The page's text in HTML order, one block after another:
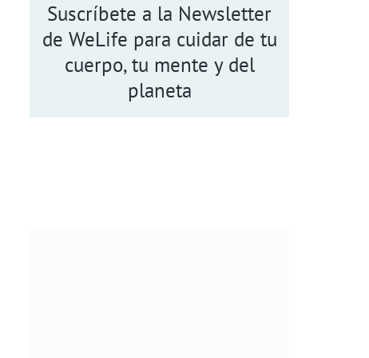
Suscríbete a la Newsletter
de WeLife para cuidar de tu
cuerpo, tu mente y del
planeta